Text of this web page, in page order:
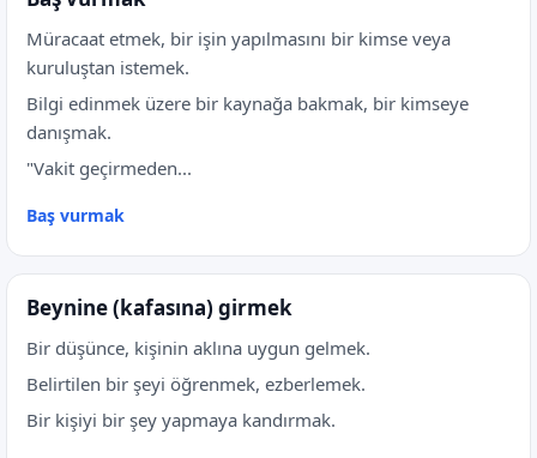
Müracaat etmek, bir işin yapılmasını bir kimse veya
kuruluştan istemek.
Bilgi edinmek üzere bir kaynağa bakmak, bir kimseye
danışmak.
"Vakit geçirmeden...
Baş vurmak
Beynine (kafasına) girmek
Bir düşünce, kişinin aklına uygun gelmek.
Belirtilen bir şeyi öğrenmek, ezberlemek.
Bir kişiyi bir şey yapmaya kandırmak.